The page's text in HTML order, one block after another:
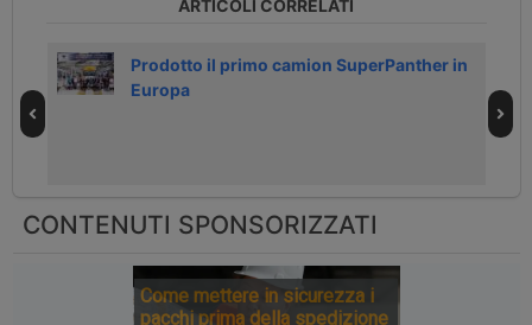
ARTICOLI CORRELATI
Prodotto il primo camion SuperPanther in
Europa
CONTENUTI SPONSORIZZATI
Come mettere in sicurezza i
pacchi prima della spedizione